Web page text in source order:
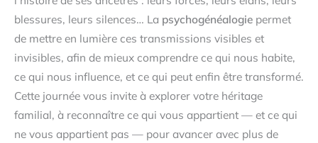
blessures, leurs silences… La psychogénéalogie permet
de mettre en lumière ces transmissions visibles et
invisibles, afin de mieux comprendre ce qui nous habite,
ce qui nous influence, et ce qui peut enfin être transformé.
Cette journée vous invite à explorer votre héritage
familial, à reconnaître ce qui vous appartient — et ce qui
ne vous appartient pas — pour avancer avec plus de